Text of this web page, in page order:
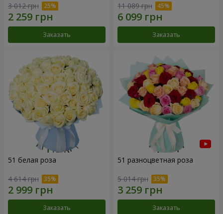
3 012 грн
Заказать
11 089 грн
Заказать
51 белая роза
4 614 грн
Заказать
51 разноцветная роза
5 014 грн
Заказать